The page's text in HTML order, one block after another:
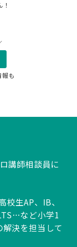
も
講師相談員に
生AP、IB、
など小学1
決を担当して